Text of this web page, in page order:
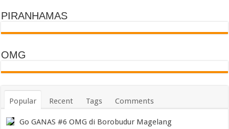
PIRANHAMAS
OMG
Popular Recent Tags Comments
Go GANAS #6 OMG di Borobudur Magelang